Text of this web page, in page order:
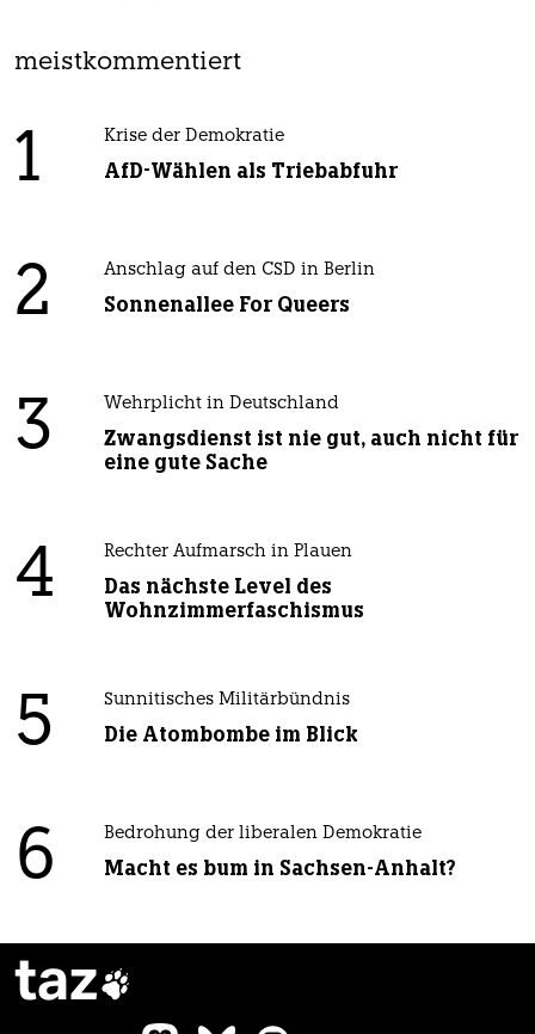
meistkommentiert
1 Krise der Demokratie
AfD-Wählen als Triebabfuhr
2 Anschlag auf den CSD in Berlin
Sonnenallee For Queers
3 Wehrplicht in Deutschland
Zwangsdienst ist nie gut, auch nicht für
eine gute Sache
4 Rechter Aufmarsch in Plauen
Das nächste Level des
Wohnzimmerfaschismus
5 Sunnitisches Militärbündnis
Die Atombombe im Blick
6 Bedrohung der liberalen Demokratie
Macht es bum in Sachsen-Anhalt?
taz